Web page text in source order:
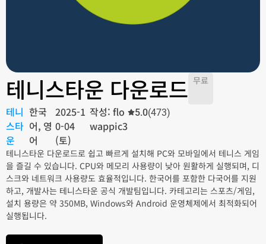
테니스타운 다운로드 무료
테니
스타
운
한국
어, 영
어
2025-1
0-04
(토)
작성: flo
wappic3
5.0(473)
테니스타운 다운로드로 쉽고 빠르게 설치해 PC와 모바일에서 테니스 게임
을 즐길 수 있습니다. CPU와 메모리 사용량이 낮아 원활하게 실행되며, 디
스크와 네트워크 사용량도 효율적입니다. 한국어를 포함한 다국어를 지원
하고, 개발사는 테니스타운 공식 개발팀입니다. 카테고리는 스포츠/게임,
설치 용량은 약 350MB, Windows와 Android 운영체제에서 최적화되어
실행됩니다.